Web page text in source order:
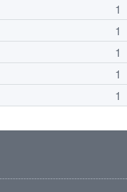
1
1
1
1
1